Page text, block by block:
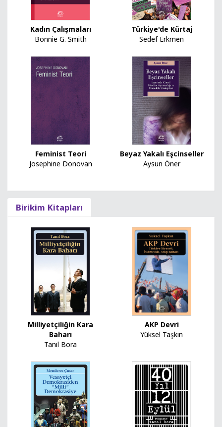
Kadın Çalışmaları
Bonnie G. Smith
Türkiye'de Kürtaj
Sedef Erkmen
Feminist Teori
Josephine Donovan
Beyaz Yakalı Eşcinseller
Aysun Öner
Birikim Kitapları
Milliyetçiliğin Kara
Baharı
Tanıl Bora
AKP Devri
Yüksel Taşkın